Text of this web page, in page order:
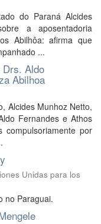
do Paraná Alcides
a aposentadoria
Abilhôa: afirma que
...
Aldo
Abilhoa
Alcides Munhoz Netto,
Fernandes e Athos
compulsoriamente por
Unidas para los
no Paraguai.